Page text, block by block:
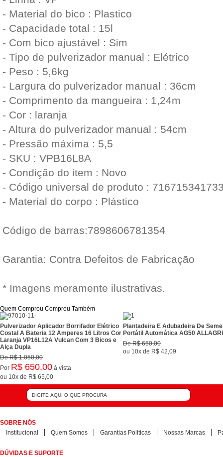
- Material do bico : Plastico
- Capacidade total : 15l
- Com bico ajustável : Sim
- Tipo de pulverizador manual : Elétrico
- Peso : 5,6kg
- Largura do pulverizador manual : 36cm
- Comprimento da mangueira : 1,24m
- Cor : laranja
- Altura do pulverizador manual : 54cm
- Pressão máxima : 5,5
- SKU : VPB16L8A
- Condição do item : Novo
- Código universal de produto :
- Material do corpo : Plástico
Código de barras:7898606781354
Garantia: Contra Defeitos de Fabricação
* Imagens meramente ilustrativas.
Quem Comprou Comprou Também
Pulverizador Aplicador Borrifador Elétrico
Costal A Bateria 12 Amperes 16 Litros Cor
Laranja VP16L12A Vulcan Com 3 Bicos e
Alça Dupla
DeR$ 1.050,00
Por R$ 650,00 à vista
ou 10x de R$ 65,00
Plantadeira E Adubadeira De
Portátil Automática AG50 ALLAGRI
DeR$ 650,00
ou 10x de R$ 42,09
SOBRE NÓS
Institucional
Quem Somos Garantias Politicas Nossas Marcas
DÚVIDAS E SUPORTE